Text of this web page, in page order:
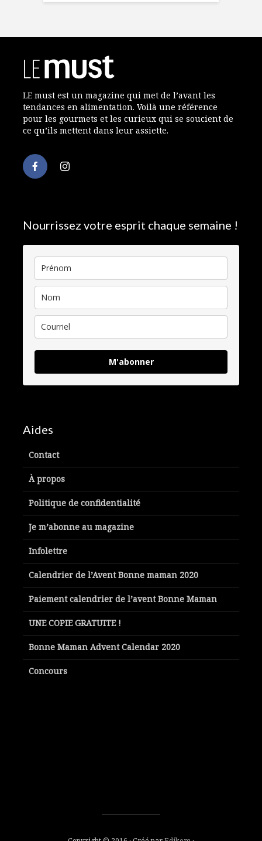
LE must est un magazine qui met de l’avant les
tendances en alimentation. Voilà une référence
pour les gourmets et les curieux qui se soucient de
ce qu’ils mettent dans leur assiette.
Nourrissez votre esprit chaque semaine !
M'abonner
Aides
Contact
À propos
Politique de confidentialité
Je m’abonne au magazine
Infolettre
Calendrier de l’Avent Bonne maman 2020
Paiement calendrier de l’avent Bonne Maman
UNE COPIE GRATUITE !
Bonne Maman Advent Calendar 2020
Concours